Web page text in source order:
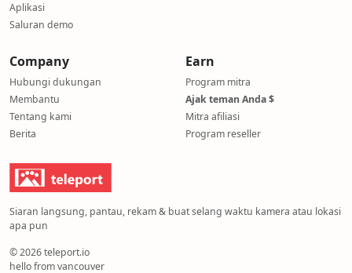
Aplikasi
Saluran demo
Company
Hubungi dukungan
Membantu
Tentang kami
Berita
Earn
Program mitra
Ajak teman Anda $
Mitra afiliasi
Program reseller
Siaran langsung, pantau, rekam & buat selang waktu kamera atau lokasi
apa pun
© 2026 teleport.io
hello from vancouver